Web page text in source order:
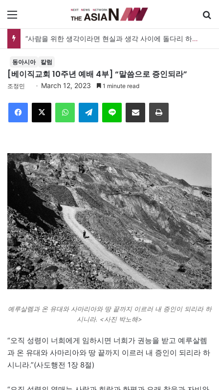
“사람을 위한 생각이라면 현실과 생각 사이에 돌다리 하나는 놓아야 하지 않을까”
동아시아 칼럼
[베이직교회 10주년 예배 4부] “말씀으로 증인되라”
조정민 March 12, 2023 1 minute read
Telegram 이메일
예루살렘과 온 유대와 사마리아와 땅 끝까지 이르러 내 증인이 되리라 하
시니라. <사진 박노해>
“오직 성령이 너희에게 임하시면 너희가 권능을 받고 예루살렘
과 온 유대와 사마리아와 땅 끝까지 이르러 내 증인이 되리라 하
시니라.”(사도행전 1장 8절)